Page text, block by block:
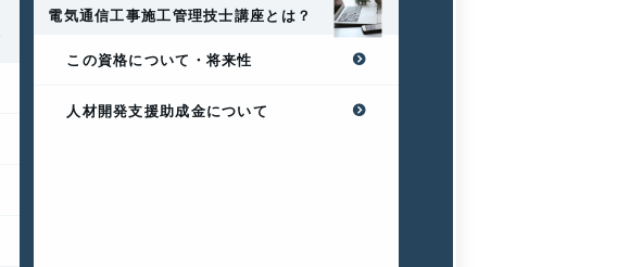
電気通信工事施工管理技士講座とは？
この資格について・将来性
人材開発支援助成金について